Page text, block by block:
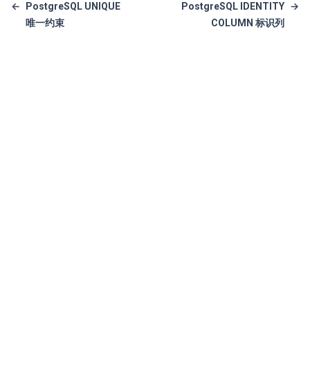
←
PostgreSQL UNIQUE
唯一约束
PostgreSQL IDENTITY
COLUMN 标识列
→